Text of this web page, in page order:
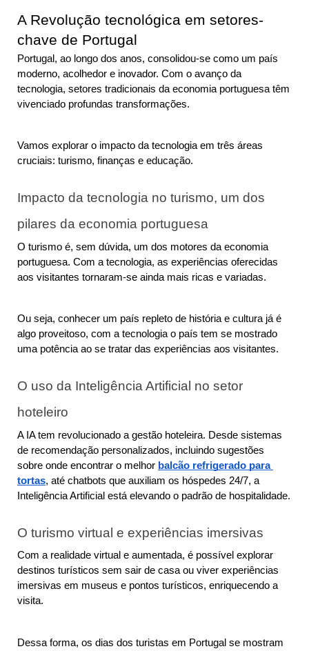
A Revolução tecnológica em setores-
chave de Portugal
Portugal, ao longo dos anos, consolidou-se como um país
moderno, acolhedor e inovador. Com o avanço da
tecnologia, setores tradicionais da economia portuguesa têm
vivenciado profundas transformações.
Vamos explorar o impacto da tecnologia em três áreas
cruciais: turismo, finanças e educação.
Impacto da tecnologia no turismo, um dos
pilares da economia portuguesa
O turismo é, sem dúvida, um dos motores da economia
portuguesa. Com a tecnologia, as experiências oferecidas
aos visitantes tornaram-se ainda mais ricas e variadas.
Ou seja, conhecer um país repleto de história e cultura já é
algo proveitoso, com a tecnologia o país tem se mostrado
uma potência ao se tratar das experiências aos visitantes.
O uso da Inteligência Artificial no setor
hoteleiro
A IA tem revolucionado a gestão hoteleira. Desde sistemas
de recomendação personalizados, incluindo sugestões
sobre onde encontrar o melhor balcão refrigerado para
tortas, até chatbots que auxiliam os hóspedes 24/7, a
Inteligência Artificial está elevando o padrão de hospitalidade.
O turismo virtual e experiências imersivas
Com a realidade virtual e aumentada, é possível explorar
destinos turísticos sem sair de casa ou viver experiências
imersivas em museus e pontos turísticos, enriquecendo a
visita.
Dessa forma, os dias dos turistas em Portugal se mostram